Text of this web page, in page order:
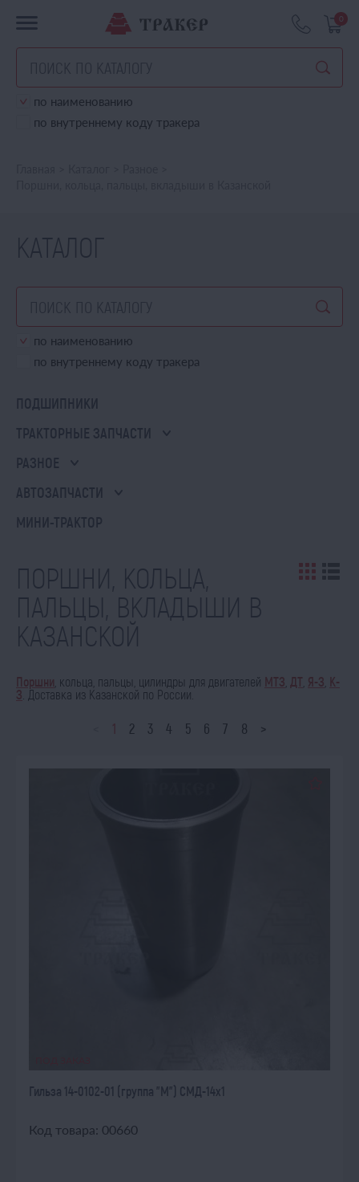
0
по наименованию
по внутреннему коду тракера
КАТАЛОГ
по наименованию
по внутреннему коду тракера
ПОДШИПНИКИ
ТРАКТОРНЫЕ ЗАПЧАСТИ
РАЗНОЕ
АВТОЗАПЧАСТИ
МИНИ-ТРАКТОР
ПОРШНИ, КОЛЬЦА,
ПАЛЬЦЫ, ВКЛАДЫШИ В
КАЗАНСКОЙ
Поршни , кольца, пальцы, цилиндры для двигателей МТЗ ДТ Я-З К-
З . Доставка из Казанской по России.
1 2 3 4 5 6 7 8 >
Гильза 14-0102-01 (группа "М") СМД-14х1
Код товара: 00660